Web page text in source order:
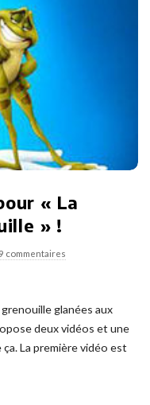
« La
» !
9 commentaires
glanées aux
deux vidéos et une
La première vidéo est